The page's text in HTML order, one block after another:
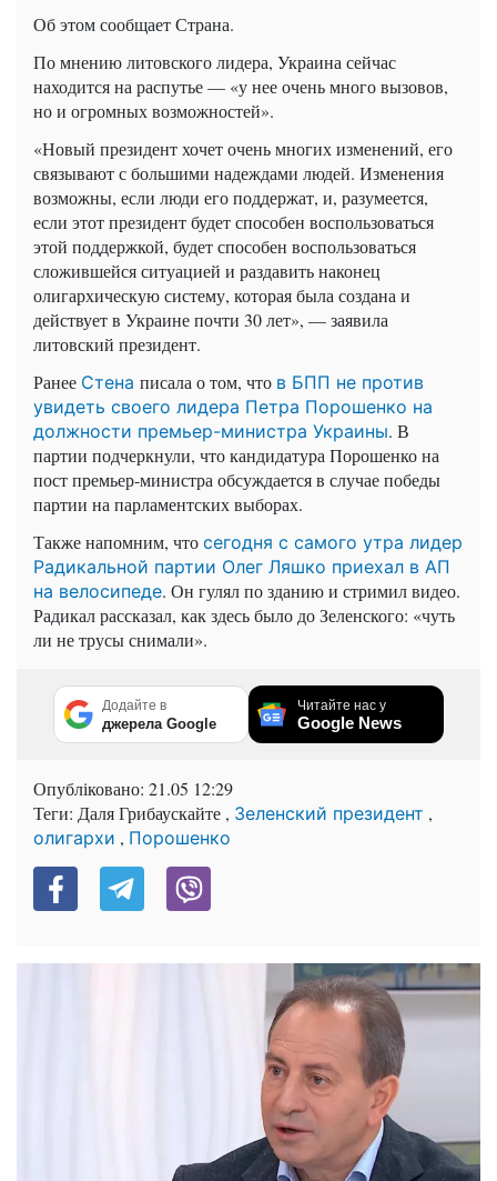
Об этом сообщает Страна.
По мнению литовского лидера, Украина сейчас
находится на распутье — «у нее очень много вызовов,
но и огромных возможностей».
«Новый президент хочет очень многих изменений, его
связывают с большими надеждами людей. Изменения
возможны, если люди его поддержат, и, разумеется,
если этот президент будет способен воспользоваться
этой поддержкой, будет способен воспользоваться
сложившейся ситуацией и раздавить наконец
олигархическую систему, которая была создана и
действует в Украине почти 30 лет», — заявила
литовский президент.
Ранее Стена писала о том, что в БПП не против
увидеть своего лидера Петра Порошенко на
должности премьер-министра Украины. В
партии подчеркнули, что кандидатура Порошенко на
пост премьер-министра обсуждается в случае победы
партии на парламентских выборах.
Также напомним, что сегодня с самого утра лидер
Радикальной партии Олег Ляшко приехал в АП
на велосипеде. Он гулял по зданию и стримил видео.
Радикал рассказал, как здесь было до Зеленского: «чуть
ли не трусы снимали».
Додайте в
джерела Google
Читайте нас у
Google News
Опубліковано: 21.05 12:29
Теги: Даля Грибаускайте , Зеленский президент ,
олигархи , Порошенко